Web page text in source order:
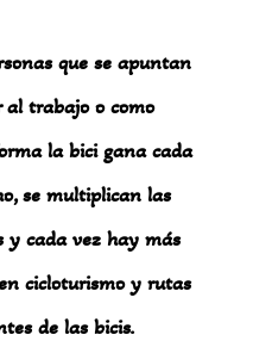
que se apuntan
trabajo o como
la bici gana cada
se multiplican las
y cada vez hay más
cicloturismo y rutas
de las bicis.